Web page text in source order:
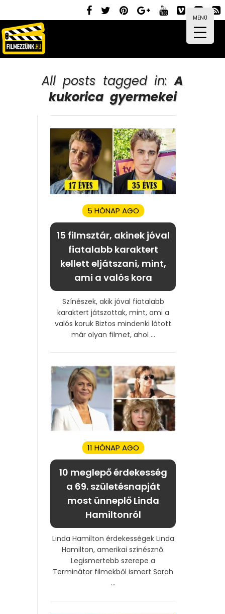
MENÜ
All posts tagged in:A
kukorica gyermekei
5 HÓNAP AGO
15 filmsztár, akinek jóval
fiatalabb karaktert
kellett eljátszani, mint,
ami a valós kora
Színészek, akik jóval fiatalabb
karaktert játszottak, mint, ami a
valós koruk Biztos mindenki látott
már olyan filmet, ahol ...
11 HÓNAP AGO
10 meglepő érdekesség
a 69. születésnapját
most ünneplő Linda
Hamiltonról
Linda Hamilton érdekességek Linda
Hamilton, amerikai színésznő.
Legismertebb szerepe a
Terminátor filmekből ismert Sarah
...